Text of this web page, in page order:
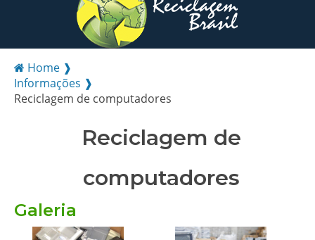
Home ❱
Informações ❱
Reciclagem de computadores
Reciclagem de
computadores
Galeria